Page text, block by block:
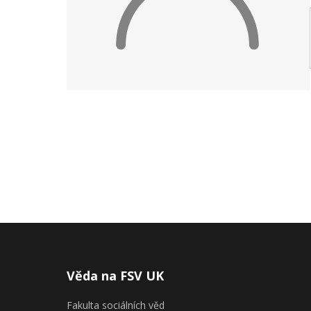
Věda na FSV UK
Fakulta sociálních věd